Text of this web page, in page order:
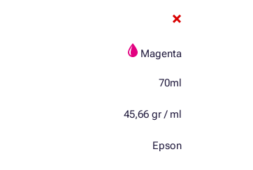
Magenta
70ml
45,66 gr / ml
Epson